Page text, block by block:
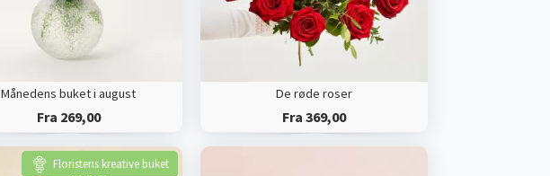
Månedens buket i august
Fra 269,00
De røde roser
Fra 369,00
Floristens kreative buket